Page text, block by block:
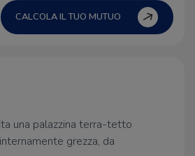
CALCOLA IL TUO MUTUO
una palazzina terra-tetto
grezza, da